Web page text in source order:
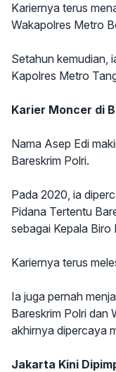
Kariernya terus
Wakapolres Metro
Setahun kemudian,
Kapolres Metro
Karier Moncer di
Nama Asep Edi
Bareskrim Polri.
Pada 2020, ia
Pidana Tertentu
sebagai Kepala
Kariernya terus
Ia juga pernah
Bareskrim Polri dan
akhirnya dipercaya
Jakarta Kini